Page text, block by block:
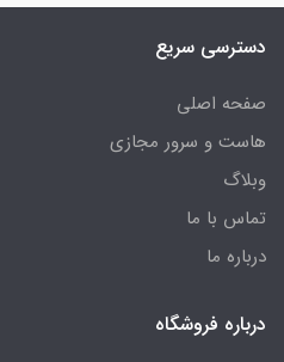
دسترسی سریع
صفحه اصلی
هاست و سرور مجازی
وبلاگ
تماس با ما
درباره ما
درباره فروشگاه